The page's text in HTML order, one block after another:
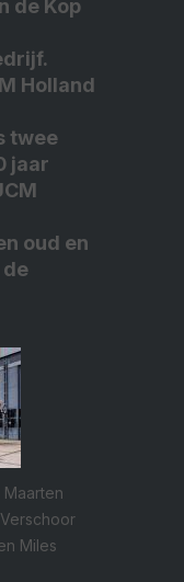
de Kop
Holland
twee
jaar
oud en
de
Maarten
Miles